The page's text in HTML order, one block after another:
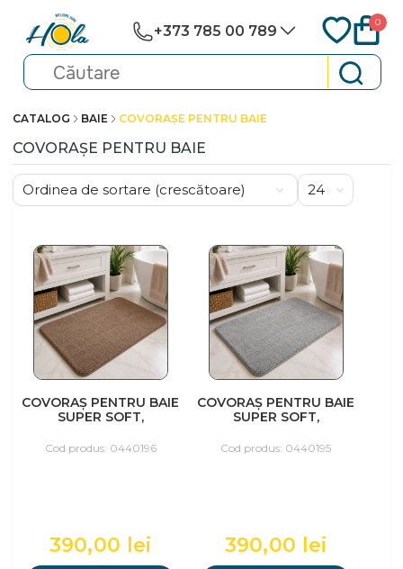
+373 785 00 789
0
CATALOG BAIE COVORAȘE PENTRU BAIE
COVORAȘE PENTRU BAIE
COVORAȘ PENTRU BAIE
SUPER SOFT,
Cod produs: 0440196
390,00 lei
COVORAȘ PENTRU BAIE
SUPER SOFT,
Cod produs: 0440195
390,00 lei